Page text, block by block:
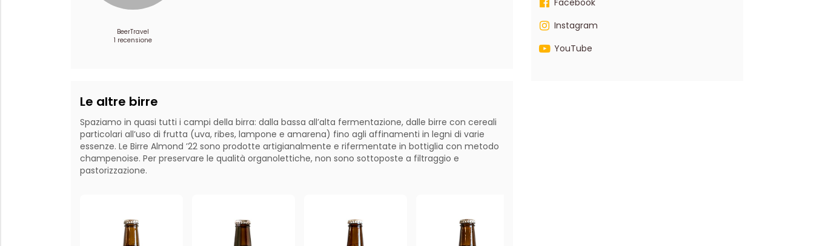
BeerTravel
1 recensione
Le altre birre
Spaziamo in quasi tutti i campi della birra: dalla bassa all’alta fermentazione, dalle birre con cereali
particolari all’uso di frutta (uva, ribes, lampone e amarena) fino agli affinamenti in legni di varie
essenze. Le Birre Almond ’22 sono prodotte artigianalmente e rifermentate in bottiglia con metodo
champenoise. Per preservare le qualità organolettiche, non sono sottoposte a filtraggio e
pastorizzazione.
Facebook
Instagram
YouTube